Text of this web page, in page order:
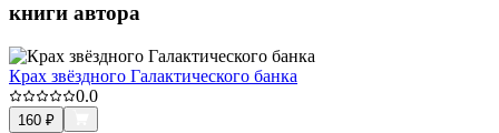
книги автора
Крах звёздного Галактического банка
0.0
160 ₽